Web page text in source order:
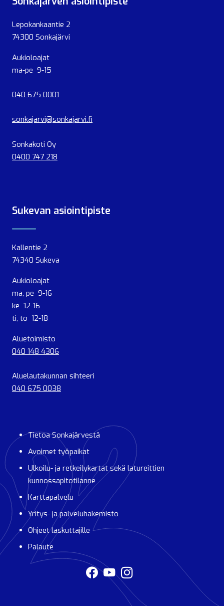
Lepokankaantie 2
74300 Sonkajärvi
Aukioloajat
ma-pe 9-15
040 675 0001
sonkajarvi@sonkajarvi.fi
Sonkakoti Oy
0400 747 218
Sukevan asiointipiste
Kallentie 2
74340 Sukeva
Aukioloajat
ma, pe 9-16
ke 12-16
ti, to 12-18
Aluetoimisto
040 148 4306
Aluelautakunnan sihteeri
040 675 0038
Tietoa Sonkajärvestä
Avoimet työpaikat
Ulkoilu- ja retkeilykartat sekä latureittien
kunnossapitotilanne
Karttapalvelu
Yritys- ja palveluhakemisto
Ohjeet laskuttajille
Palaute